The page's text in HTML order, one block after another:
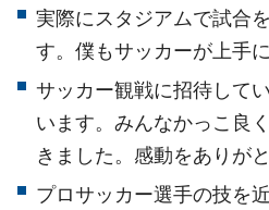
実際にスタジアムで試合
す。僕もサッカーが上手
サッカー観戦に招待して
います。みんなかっこ良
きました。感動をありが
プロサッカー選手の技を